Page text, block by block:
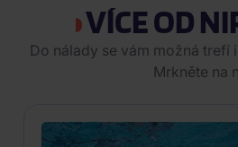
VÍCE OD
Do nálady se vám možná trefí
Mrkněte na